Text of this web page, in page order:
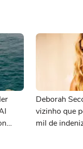
Deborah
vizinho que
mil de